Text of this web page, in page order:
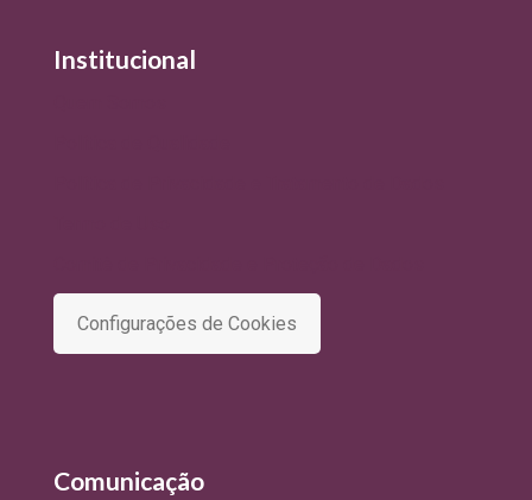
Institucional
Configurações de Cookies
Comunicação